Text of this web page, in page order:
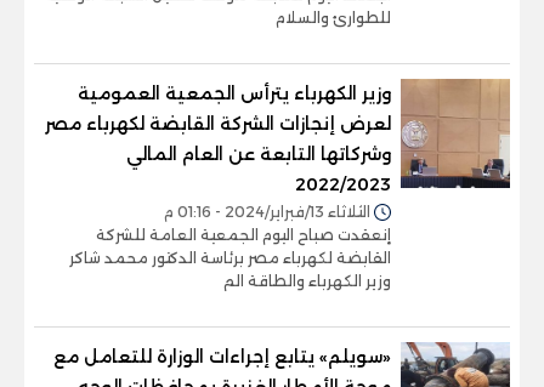
للطوارئ والسلام
وزير الكهرباء يترأس الجمعية العمومية
لعرض إنجازات الشركة القابضة لكهرباء مصر
وشركاتها التابعة عن العام المالي
2022/2023
الثلاثاء 13/فبراير/2024 - 01:16 م
إنعقدت صباح اليوم الجمعية العامة للشركة
القابضة لكهرباء مصر برئاسة الدكتور محمد شاكر
وزير الكهرباء والطاقة الم
«سويلم» يتابع إجراءات الوزارة للتعامل مع